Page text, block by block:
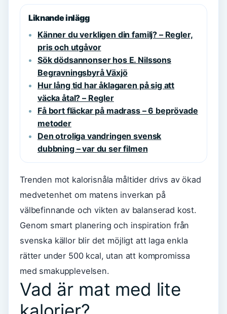
Liknande inlägg
Känner du verkligen din familj? – Regler,
pris och utgåvor
Sök dödsannonser hos E. Nilssons
Begravningsbyrå Växjö
Hur lång tid har åklagaren på sig att
väcka åtal? – Regler
Få bort fläckar på madrass – 6 beprövade
metoder
Den otroliga vandringen svensk
dubbning – var du ser filmen
Trenden mot kalorisnåla måltider drivs av ökad
medvetenhet om matens inverkan på
välbefinnande och vikten av balanserad kost.
Genom smart planering och inspiration från
svenska källor blir det möjligt att laga enkla
rätter under 500 kcal, utan att kompromissa
med smakupplevelsen.
Vad är mat med lite